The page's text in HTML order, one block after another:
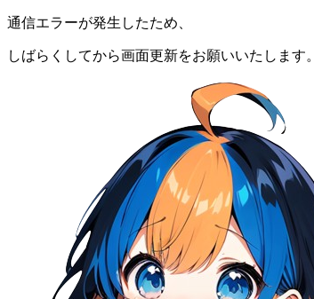
通信エラーが発生したため、
しばらくしてから画面更新をお願いいたします。